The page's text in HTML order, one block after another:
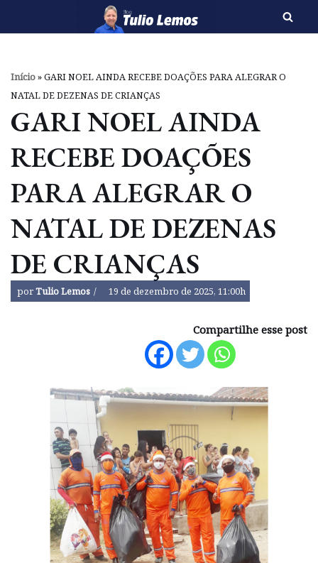
o
conteúdo
Início»GARI NOEL AINDA RECEBE DOAÇÕES PARA ALEGRAR O
NATAL DE DEZENAS DE CRIANÇAS
GARI NOEL AINDA
RECEBE DOAÇÕES
PARA ALEGRAR O
NATAL DE DEZENAS
DE CRIANÇAS
porTulio Lemos 19 de dezembro de 2025, 11:00h
Compartilhe esse post